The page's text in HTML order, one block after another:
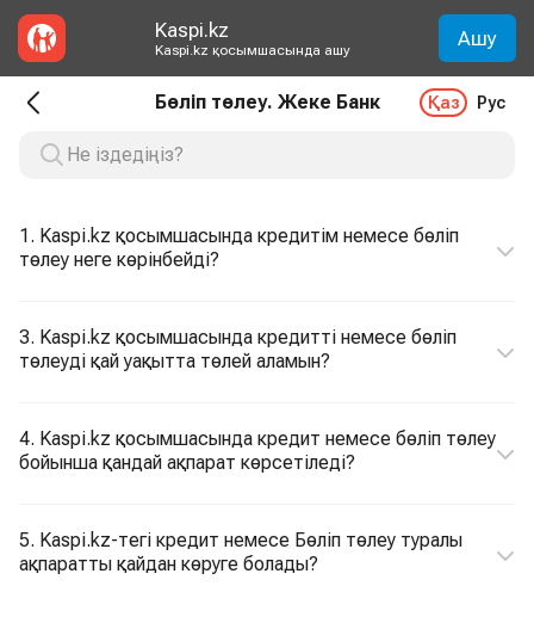
Kaspi.kz
Kaspi.kz қосымшасында ашу Ашу
Бөліп төлеу. Жеке Банк Қаз Рус
1. Kaspi.kz қосымшасында кредитім немесе бөліп
төлеу неге көрінбейді?
3. Kaspi.kz қосымшасында кредитті немесе бөліп
төлеуді қай уақытта төлей аламын?
4. Kaspi.kz қосымшасында кредит немесе бөліп төлеу
бойынша қандай ақпарат көрсетіледі?
5. Kaspi.kz-тегі кредит немесе Бөліп төлеу туралы
ақпаратты қайдан көруге болады?